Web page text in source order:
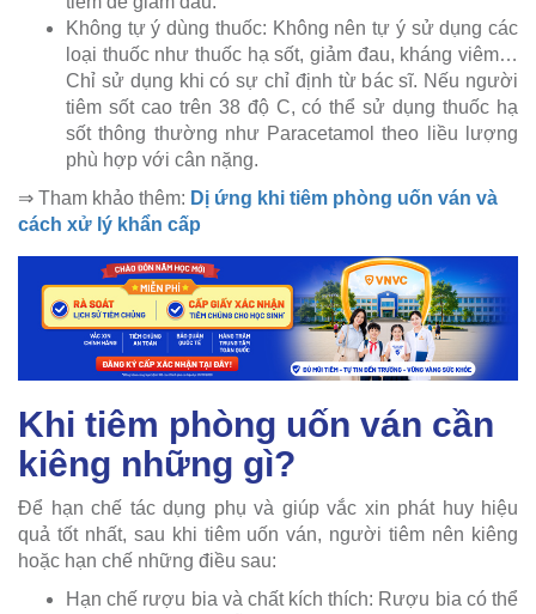
Không tự ý dùng thuốc: Không nên tự ý sử dụng các
loại thuốc như thuốc hạ sốt, giảm đau, kháng viêm…
Chỉ sử dụng khi có sự chỉ định từ bác sĩ. Nếu người
tiêm sốt cao trên 38 độ C, có thể sử dụng thuốc hạ
sốt thông thường như Paracetamol theo liều lượng
phù hợp với cân nặng.
⇒ Tham khảo thêm: Dị ứng khi tiêm phòng uốn ván và
cách xử lý khẩn cấp
Khi tiêm phòng uốn ván cần
kiêng những gì?
Để hạn chế tác dụng phụ và giúp vắc xin phát huy hiệu
quả tốt nhất, sau khi tiêm uốn ván, người tiêm nên kiêng
hoặc hạn chế những điều sau:
Hạn chế rượu bia và chất kích thích: Rượu bia có thể